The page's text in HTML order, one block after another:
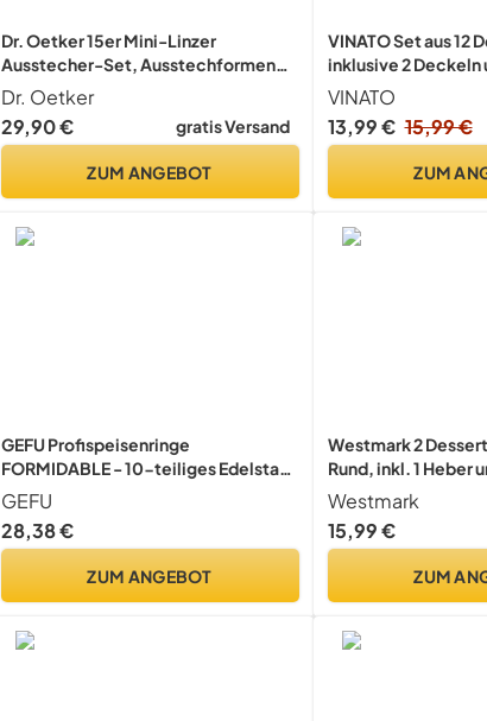
Dr. Oetker 15er Mini-Linzer
Ausstecher-Set, Ausstechformen
für Weihnachten, hochwertige
Ausstecher für Plätzchen, Kekse und
Fondant, vielfältige Motive (Farbe:
Dr. Oetker
29,90 €
gratis Versand
ZUM ANGEBOT
VINATO Set aus 12
inklusive 2 Deckeln
Edelstahl-
Durchmesser,
geeignet für Kekse,
VINATO
13,99 € 15,99 €
ZUM
GEFU Profispeisenringe
FORMIDABLE - 10-teiliges Edelstahl
Servierringe-Set
GEFU
28,38 €
ZUM ANGEBOT
Westmark 2
Rund, inkl. 1 Heber
Set 4-tlg.,
Kreis, Silber,
Westmark
15,99 €
ZUM